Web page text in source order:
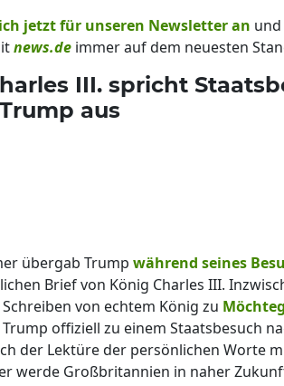
jetzt für unseren Newsletter an und
news.de immer auf dem neuesten
III. spricht
aus
übergab Trump während seines
Brief von König Charles III.
von echtem König zu
Trump offiziell zu einem Staatsbesuch
der Lektüre der persönlichen Worte
werde Großbritannien in naher